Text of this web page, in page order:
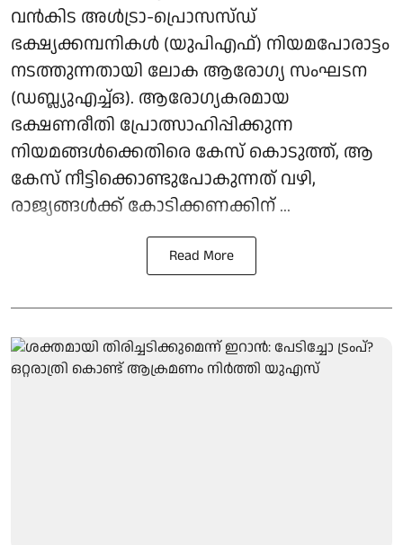
വന്‍കിട അള്‍ട്രാ-പ്രൊസസ്ഡ്
ഭക്ഷ്യക്കമ്പനികള്‍ (യുപിഎഫ്) നിയമപോരാട്ടം
നടത്തുന്നതായി ലോക ആരോഗ്യ സംഘടന
(ഡബ്ല്യുഎച്ച്ഒ). ആരോഗ്യകരമായ
ഭക്ഷണരീതി പ്രോത്സാഹിപ്പിക്കുന്ന
നിയമങ്ങള്‍ക്കെതിരെ കേസ് കൊടുത്ത്, ആ
കേസ് നീട്ടിക്കൊണ്ടുപോകുന്നത് വഴി,
രാജ്യങ്ങള്‍ക്ക് കോടിക്കണക്കിന് ...
Read More